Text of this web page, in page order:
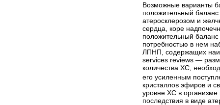
Возможные варианты
положительный
атеросклерозом и
сердца, коре
положительный
потребностью в нем
ЛПНП, содержащих
services reviews —
количества ХС,
его усиленным
кристаллов эфиров и
уровне ХС в организме
последствия в виде